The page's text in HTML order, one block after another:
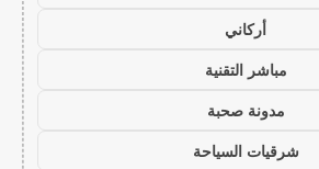
أركاني
مباشر التقنية
مدونة صحبة
شرقيات السياحة